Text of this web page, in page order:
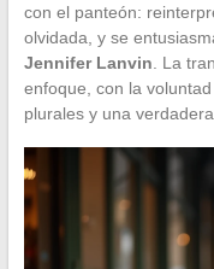
con el panteón:
olvidada, y se
Jennifer Lanvin . La
enfoque, con la
plurales y una